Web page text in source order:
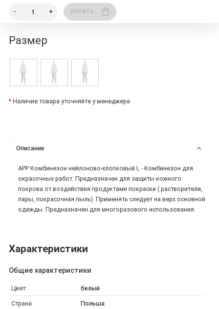
КУПИТЬ
Размер
* Наличие товара уточняйте у менеджера
Описание
APP Комбинезон нейлоново-хлопковый L - Комбинезон для
окрасочных работ. Предназначен для защиты кожного
покрова от воздействия продуктами покраски ( растворители,
пары, покрасочная пыль). Применять следует на верх основной
одежды. Предназначен для многоразового использования.
Характеристики
Общие характеристики
Цвет: белый
Страна
Польша